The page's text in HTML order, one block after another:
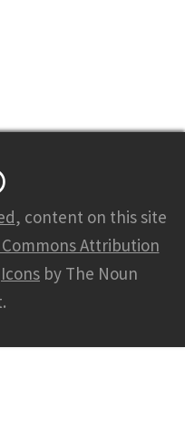
, content on this site
Attribution
Icons by The Noun